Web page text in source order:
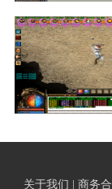
关于我们 | 商务